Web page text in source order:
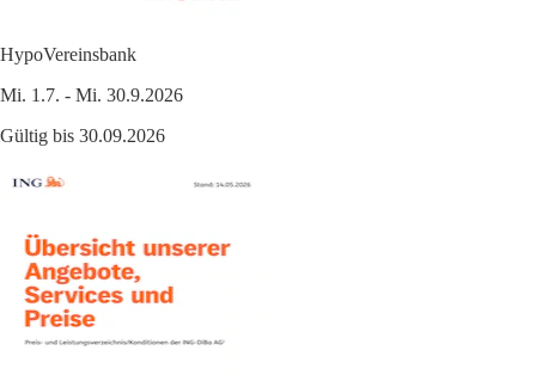
HypoVereinsbank
Mi. 1.7. - Mi. 30.9.2026
Gültig bis 30.09.2026